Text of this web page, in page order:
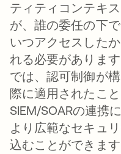
ティティコンテキ
が、誰の委任の下
いつアクセスした
れる必要がありま
では、認可制御が
際に適用されたこ
SIEM/SOARの連携
より広範なセキュ
込むことができま